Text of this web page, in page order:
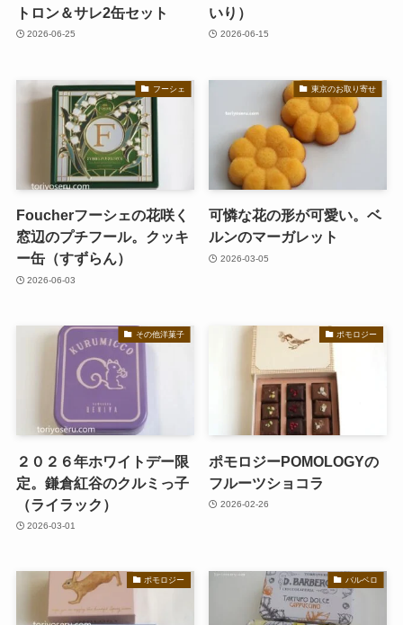
トロン＆サレ2缶セット
2026-06-25
いり）
2026-06-15
フーシェ
Foucherフーシェの花咲く
窓辺のプチフール。クッキ
ー缶（すずらん）
2026-06-03
東京のお取り寄せ
可憐な花の形が可愛い。ベ
ルンのマーガレット
2026-03-05
その他洋菓子
２０２６年ホワイトデー限
定。鎌倉紅谷のクルミっ子
（ライラック）
2026-03-01
ポモロジー
ポモロジーPOMOLOGYの
フルーツショコラ
2026-02-26
ポモロジー バルベロ